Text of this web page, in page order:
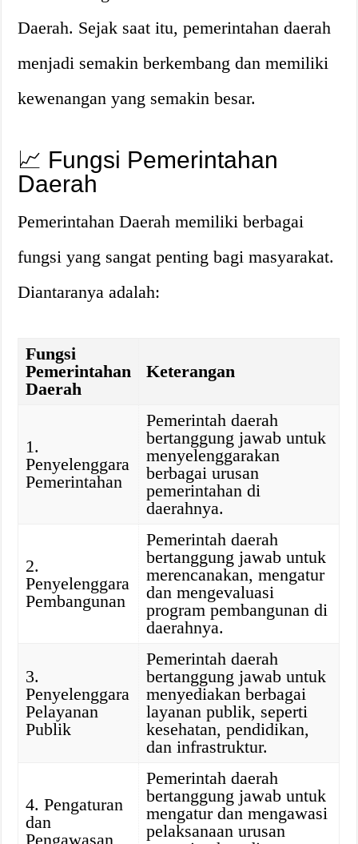
Daerah. Sejak saat itu, pemerintahan daerah
menjadi semakin berkembang dan memiliki
kewenangan yang semakin besar.
📈 Fungsi Pemerintahan
Daerah
Pemerintahan Daerah memiliki berbagai
fungsi yang sangat penting bagi masyarakat.
Diantaranya adalah:
Fungsi
Pemerintahan
Daerah
Keterangan
1.
Penyelenggara
Pemerintahan
Pemerintah daerah
bertanggung jawab untuk
menyelenggarakan
berbagai urusan
pemerintahan di
daerahnya.
2.
Penyelenggara
Pembangunan
Pemerintah daerah
bertanggung jawab untuk
merencanakan, mengatur
dan mengevaluasi
program pembangunan di
daerahnya.
3.
Penyelenggara
Pelayanan
Publik
Pemerintah daerah
bertanggung jawab untuk
menyediakan berbagai
layanan publik, seperti
kesehatan, pendidikan,
dan infrastruktur.
4. Pengaturan
dan
Pengawasan
Pemerintah daerah
bertanggung jawab untuk
mengatur dan mengawasi
pelaksanaan urusan